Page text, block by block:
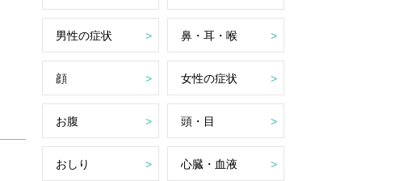
男性の症状 鼻・耳・喉
顔 女性の症状
お腹 頭・目
おしり 心臓・血液